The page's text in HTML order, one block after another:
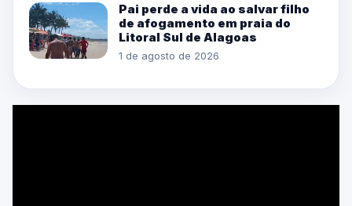
Pai perde a vida ao salvar filho
de afogamento em praia do
Litoral Sul de Alagoas
1 de agosto de 2026